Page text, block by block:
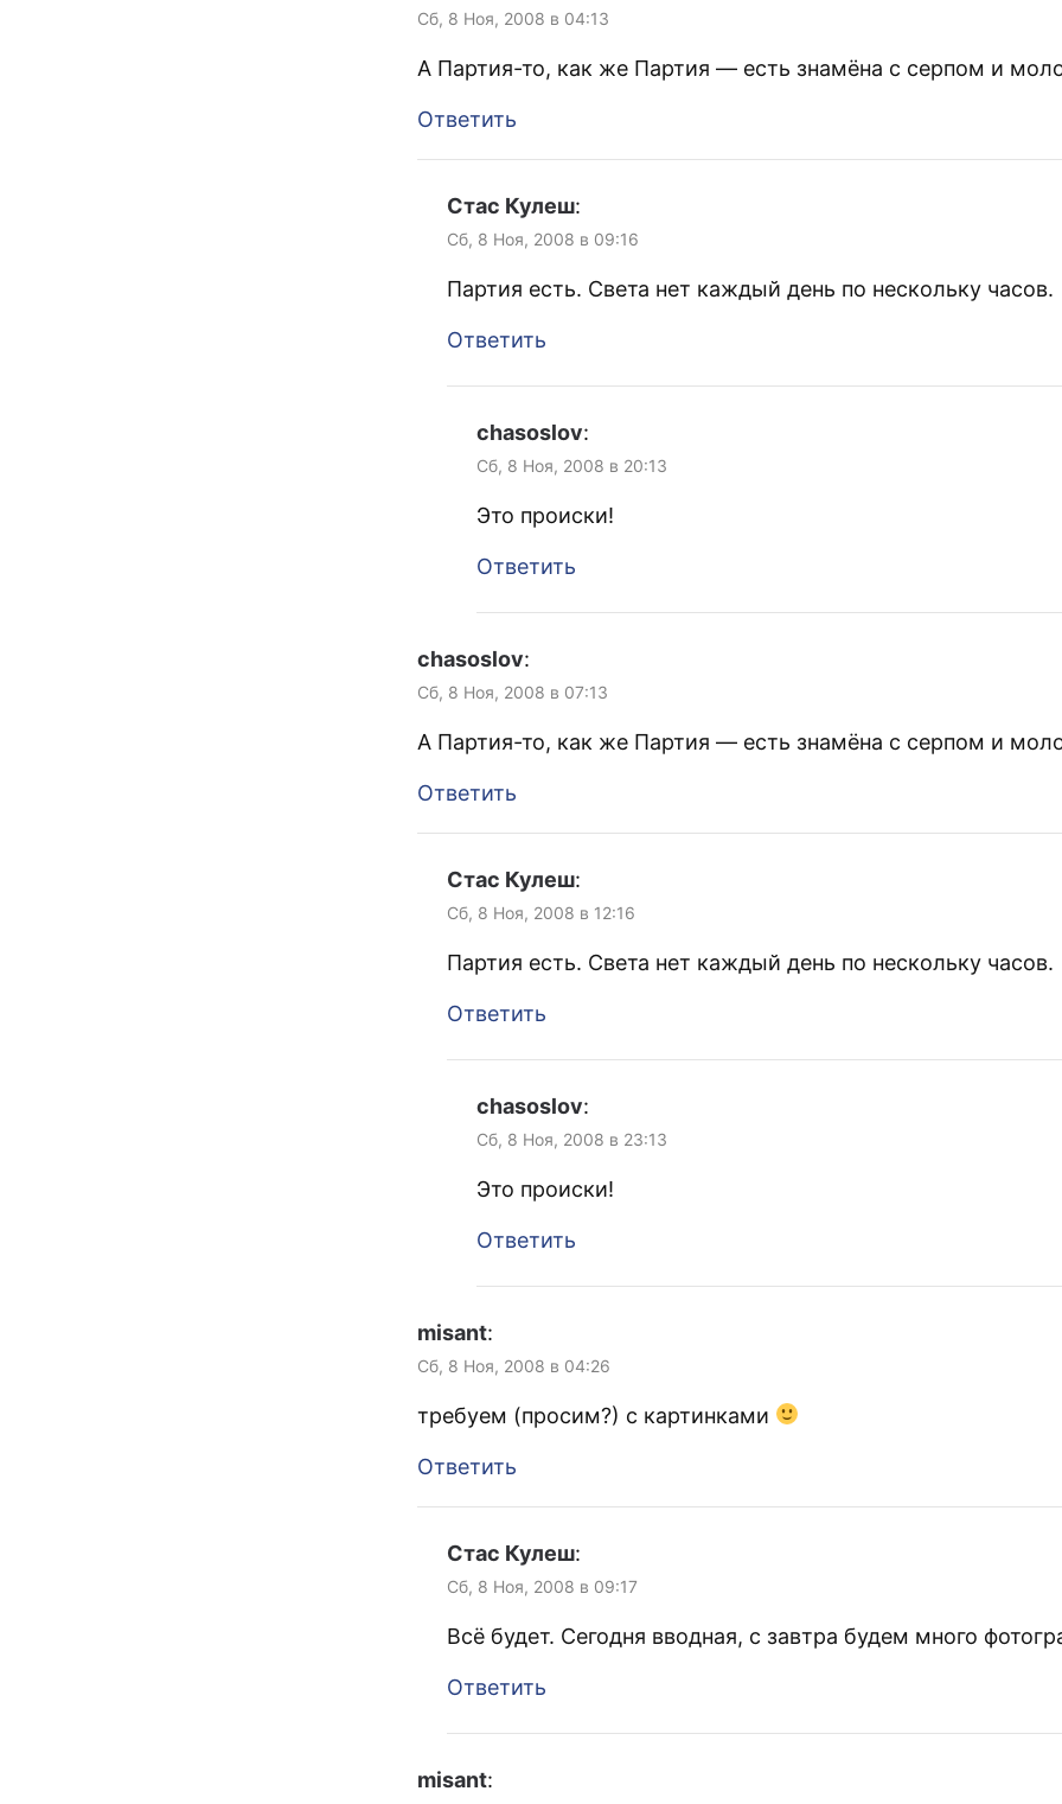
Сб, 8 Ноя, 2008 в 04:13
А Партия-то, как же Партия — есть знамёна с серпом и
Ответить
Стас Кулеш:
Сб, 8 Ноя, 2008 в 09:16
Партия есть. Света нет каждый день по нескольку часов.
Ответить
chasoslov:
Сб, 8 Ноя, 2008 в 20:13
Это происки!
Ответить
chasoslov:
Сб, 8 Ноя, 2008 в 07:13
А Партия-то, как же Партия — есть знамёна с серпом и
Ответить
Стас Кулеш:
Сб, 8 Ноя, 2008 в 12:16
Партия есть. Света нет каждый день по нескольку часов.
Ответить
chasoslov:
Сб, 8 Ноя, 2008 в 23:13
Это происки!
Ответить
misant:
Сб, 8 Ноя, 2008 в 04:26
требуем (просим?) с картинками
Ответить
Стас Кулеш:
Сб, 8 Ноя, 2008 в 09:17
Всё будет. Сегодня вводная, с завтра будем много
Ответить
misant: